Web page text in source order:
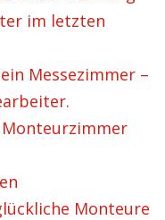
im letzten
Messezimmer –
Monteure